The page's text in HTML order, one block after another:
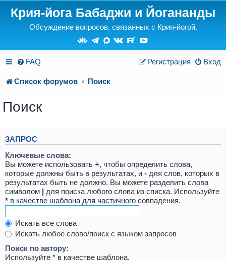
Крия-йога Бабаджи и Йогананды
Обсуждение вопросов, связанных с Крия-йогой.
FAQ Вход
Регистрация
Список форумов Поиск
Поиск
ЗАПРОС
Ключевые слова:
Вы можете использовать +, чтобы определить слова,
которые должны быть в результатах, и - для слов, которых в
результатах быть не должно. Вы можете разделить слова
символом | для поиска любого слова из списка. Используйте
* в качестве шаблона для частичного совпадения.
Искать все слова
Искать любое слово/поиск с языком запросов
Поиск по автору:
Используйте * в качестве шаблона.